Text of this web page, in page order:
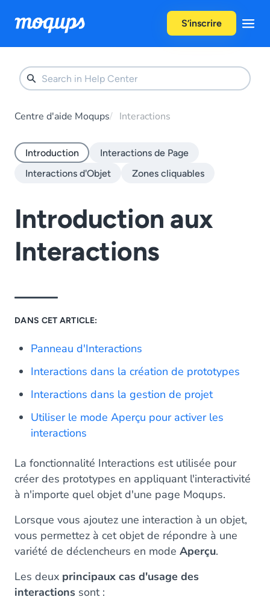
S’inscrire
Centre d'aide Moqups Interactions
Introduction
Interactions de Page
Interactions d'Objet
Zones cliquables
Introduction aux
Interactions
DANS CET ARTICLE:
Panneau d'Interactions
Interactions dans la création de prototypes
Interactions dans la gestion de projet
Utiliser le mode Aperçu pour activer les
interactions
La fonctionnalité Interactions est utilisée pour
créer des prototypes en appliquant l'interactivité
à n'importe quel objet d'une page Moqups.
Lorsque vous ajoutez une interaction à un objet,
vous permettez à cet objet de répondre à une
variété de déclencheurs en mode Aperçu.
Les deux principaux cas d'usage des
interactions sont :